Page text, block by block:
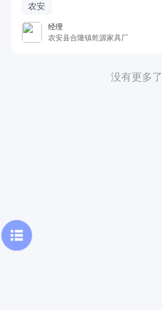
农安
经理
农安县合隆镇乾源家具厂
没有更多了